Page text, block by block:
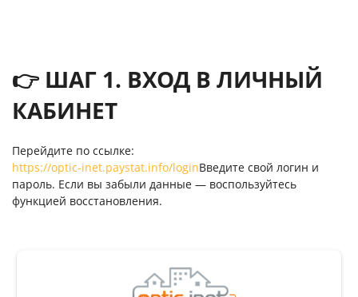
👉 ШАГ 1. ВХОД В ЛИЧНЫЙ
КАБИНЕТ
Перейдите по ссылке:
https://optic-inet.paystat.info/loginВведите свой логин и
пароль. Если вы забыли данные — воспользуйтесь
функцией восстановления.